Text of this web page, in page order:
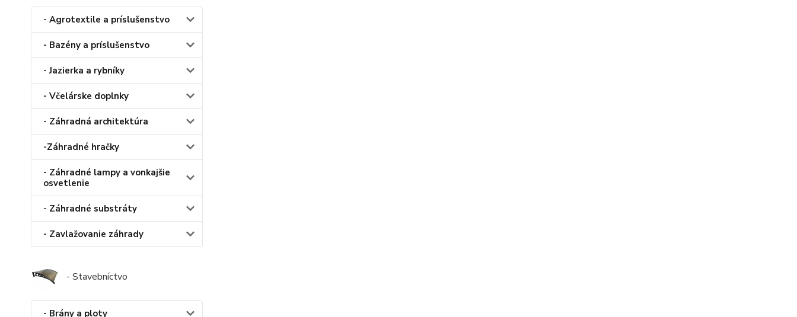
- Agrotextile a príslušenstvo
- Bazény a príslušenstvo
- Jazierka a rybníky
- Včelárske doplnky
- Záhradná architektúra
-Záhradné hračky
- Záhradné lampy a vonkajšie
osvetlenie
- Záhradné substráty
- Zavlažovanie záhrady
- Stavebníctvo
- Brány a ploty